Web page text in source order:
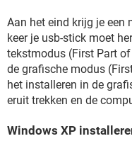
Aan het eind krijg je een
keer je usb-stick moet
tekstmodus (First Part
de grafische modus
het installeren in de
eruit trekken en de
Windows XP